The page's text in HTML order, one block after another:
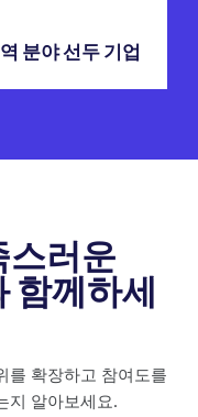
분야 선두 기업
스러운
함께하세
를 확장하고 참여도를
지 알아보세요.